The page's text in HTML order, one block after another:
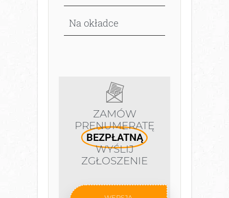
Na okładce
ZAMÓW
PRENUMERATĘ
BEZPŁATNĄ
WYŚLIJ
ZGŁOSZENIE